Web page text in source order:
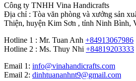
Công ty TNHH Vina Handicrafts
Địa chỉ : Tòa văn phòng và xưởng sản
Thiện, huyện Kim Sơn , tỉnh Ninh Bình,
Hotline 1 : Mr. Tuan Anh +84913067986
Hotline 2 : Ms. Thuy Nhi +84819203333
Email 1: info@vinahandicrafts.com
Email 2: dinhtuananhnt9@gmail.com